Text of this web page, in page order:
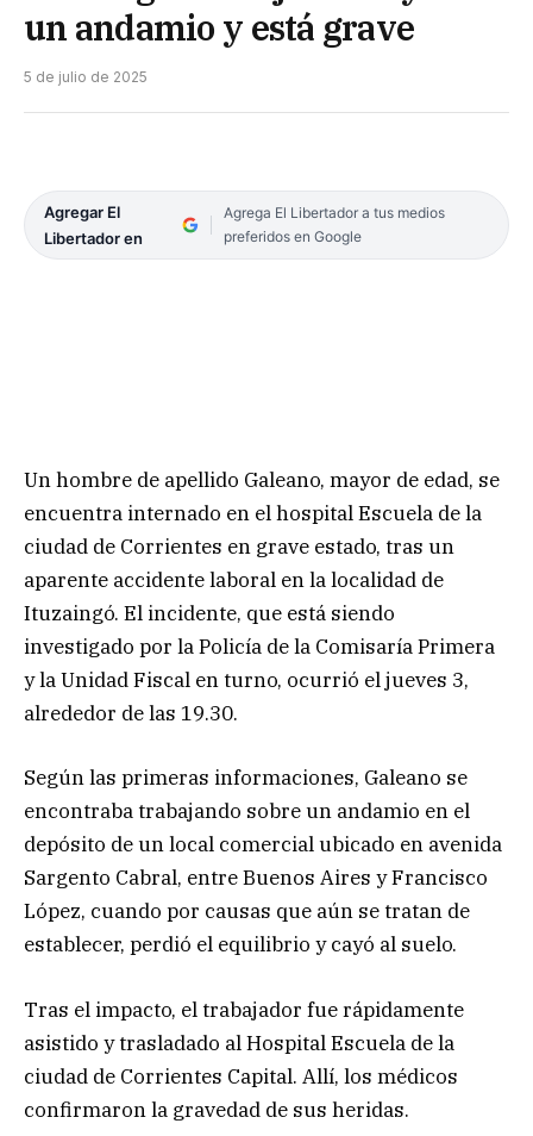
un andamio y está grave
5 de julio de 2025
Agregar El
Libertador en
Agrega El Libertador a tus medios
preferidos en Google
Un hombre de apellido Galeano, mayor de edad, se
encuentra internado en el hospital Escuela de la
ciudad de Corrientes en grave estado, tras un
aparente accidente laboral en la localidad de
Ituzaingó. El incidente, que está siendo
investigado por la Policía de la Comisaría Primera
y la Unidad Fiscal en turno, ocurrió el jueves 3,
alrededor de las 19.30.
Según las primeras informaciones, Galeano se
encontraba trabajando sobre un andamio en el
depósito de un local comercial ubicado en avenida
Sargento Cabral, entre Buenos Aires y Francisco
López, cuando por causas que aún se tratan de
establecer, perdió el equilibrio y cayó al suelo.
Tras el impacto, el trabajador fue rápidamente
asistido y trasladado al Hospital Escuela de la
ciudad de Corrientes Capital. Allí, los médicos
confirmaron la gravedad de sus heridas.